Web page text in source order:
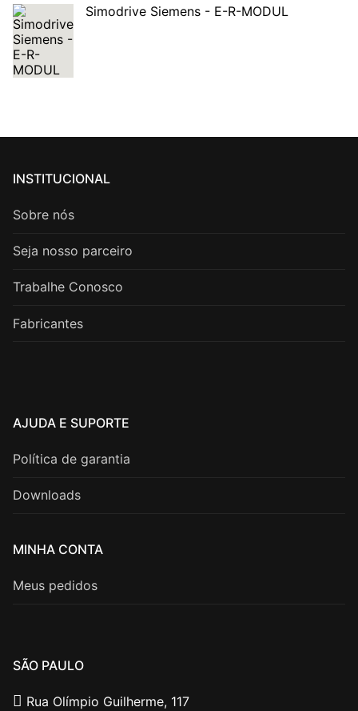
Simodrive Siemens - E-R-MODUL
INSTITUCIONAL
Sobre nós
Seja nosso parceiro
Trabalhe Conosco
Fabricantes
AJUDA E SUPORTE
Política de garantia
Downloads
MINHA CONTA
Meus pedidos
SÃO PAULO
Rua Olímpio Guilherme, 117